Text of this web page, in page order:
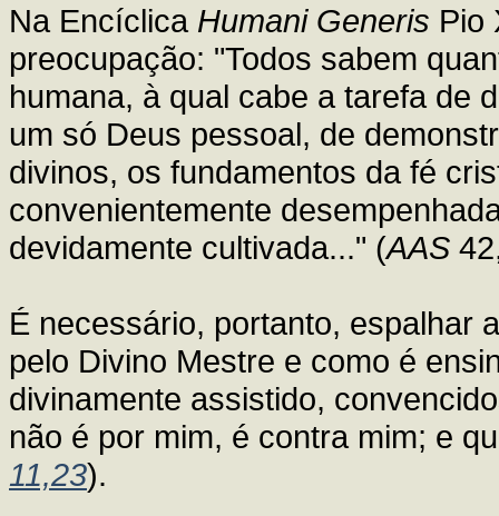
Na Encíclica Humani Generis Pio
preocupação: "Todos sabem
humana, à qual cabe a tarefa de
um só Deus pessoal, de
divinos, os fundamentos da fé
convenientemente
devidamente cultivada..." (AAS
É necessário, portanto, espalhar
pelo Divino Mestre e como é
divinamente assistido,
não é por mim, é contra mim; e
11,23).